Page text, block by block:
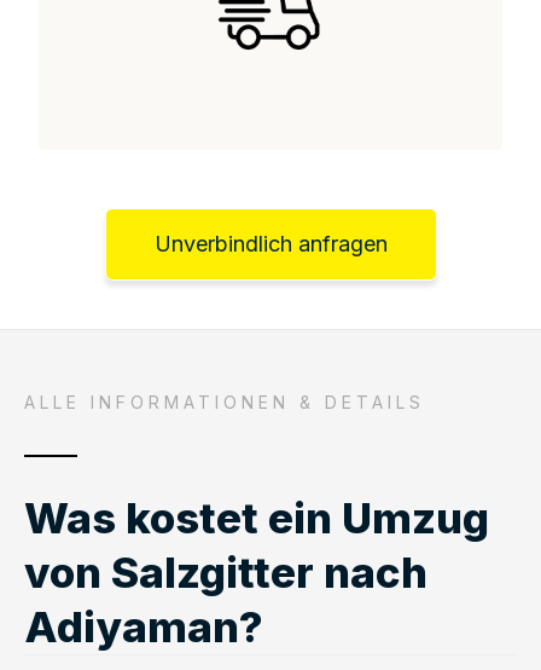
Unverbindlich anfragen
ALLE INFORMATIONEN & DETAILS
Was kostet ein Umzug
von Salzgitter nach
Adiyaman?